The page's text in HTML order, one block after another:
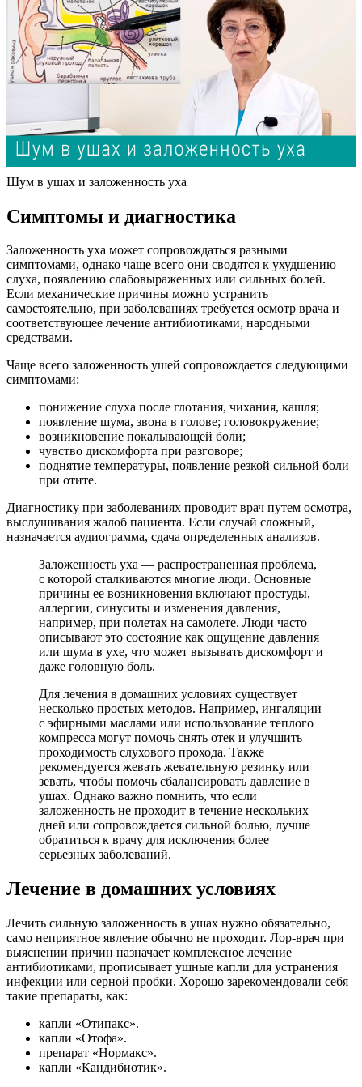
Шум в ушах и заложенность уха
Симптомы и диагностика
Заложенность уха может сопровождаться разными
симптомами, однако чаще всего они сводятся к ухудшению
слуха, появлению слабовыраженных или сильных болей.
Если механические причины можно устранить
самостоятельно, при заболеваниях требуется осмотр врача и
соответствующее лечение антибиотиками, народными
средствами.
Чаще всего заложенность ушей сопровождается следующими
симптомами:
понижение слуха после глотания, чихания, кашля;
появление шума, звона в голове; головокружение;
возникновение покалывающей боли;
чувство дискомфорта при разговоре;
поднятие температуры, появление резкой сильной боли
при отите.
Диагностику при заболеваниях проводит врач путем осмотра,
выслушивания жалоб пациента. Если случай сложный,
назначается аудиограмма, сдача определенных анализов.
Заложенность уха — распространенная проблема,
с которой сталкиваются многие люди. Основные
причины ее возникновения включают простуды,
аллергии, синуситы и изменения давления,
например, при полетах на самолете. Люди часто
описывают это состояние как ощущение давления
или шума в ухе, что может вызывать дискомфорт и
даже головную боль.
Для лечения в домашних условиях существует
несколько простых методов. Например, ингаляции
с эфирными маслами или использование теплого
компресса могут помочь снять отек и улучшить
проходимость слухового прохода. Также
рекомендуется жевать жевательную резинку или
зевать, чтобы помочь сбалансировать давление в
ушах. Однако важно помнить, что если
заложенность не проходит в течение нескольких
дней или сопровождается сильной болью, лучше
обратиться к врачу для исключения более
серьезных заболеваний.
Лечение в домашних условиях
Лечить сильную заложенность в ушах нужно обязательно,
само неприятное явление обычно не проходит. Лор-врач при
выяснении причин назначает комплексное лечение
антибиотиками, прописывает ушные капли для устранения
инфекции или серной пробки. Хорошо зарекомендовали себя
такие препараты, как:
капли «Отипакс».
капли «Отофа».
препарат «Нормакс».
капли «Кандибиотик».